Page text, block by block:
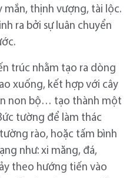
mắn, thịnh vượng, tài lộc.
ra bởi sự luân chuyển
trúc nhằm tạo ra dòng
xuống, kết hợp với cây
non bộ… tạo thành một
tường để làm thác
rào, hoặc tấm bình
như: xi măng, đá,
theo hướng tiến vào